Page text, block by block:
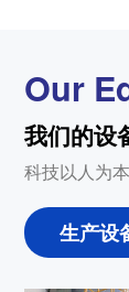
Our
我们的设
科技以人为
生产设